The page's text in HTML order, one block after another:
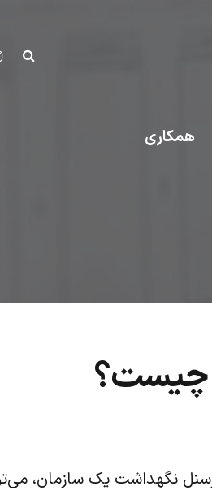
همکاری
چیست؟
نگهداشت یک سازمان،